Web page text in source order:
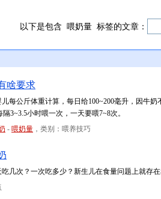
以下是包含 喂奶量 标签的文章：
啥要求
每公斤体重计算，每日给100~200毫升，因牛奶
3~3.5小时喂一次，一天要喂7~8次。
- 喂奶量 ，类别：喂养技巧
几次？一次吃多少？新生儿在食量问题上就存